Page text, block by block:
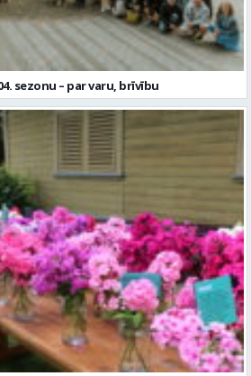
apskatāma izstāde “Vasaras ziedi